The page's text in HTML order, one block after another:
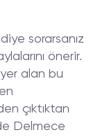
sorarsanız
önerir.
alan bu
çıktıktan
Delmece